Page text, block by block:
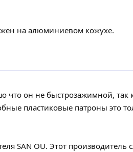
на алюминиевом кожухе.
он не быстрозажимной, так
пластиковые патроны это
SAN OU. Этот